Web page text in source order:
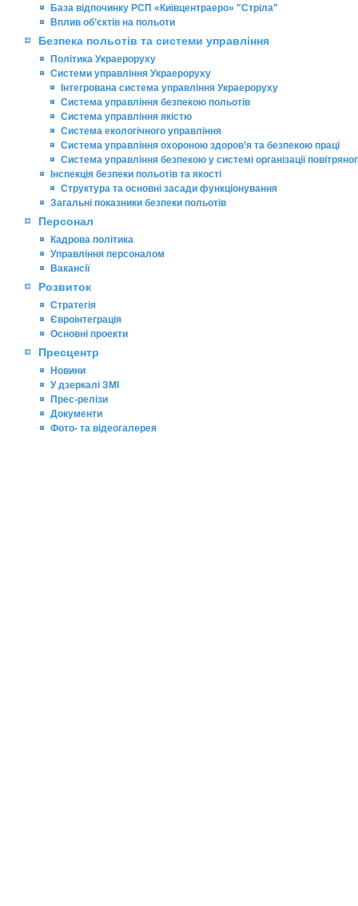
База відпочинку РСП «Київцентраеро» "Стріла"
Вплив об’єктів на польоти
Безпека польотів та системи управління
Політика Украероруху
Системи управління Украероруху
Інтегрована система управління Украероруху
Система управління безпекою польотів
Система управління якістю
Система екологічного управління
Система управління охороною здоров’я та безпекою праці
Система управління безпекою у системі організації
Інспекція безпеки польотів та якості
Структура та основні засади функціонування
Загальні показники безпеки польотів
Персонал
Кадрова політика
Управління персоналом
Вакансії
Розвиток
Стратегія
Євроінтеграція
Основні проекти
Пресцентр
Новини
У дзеркалі ЗМІ
Прес-релізи
Документи
Фото- та відеогалерея